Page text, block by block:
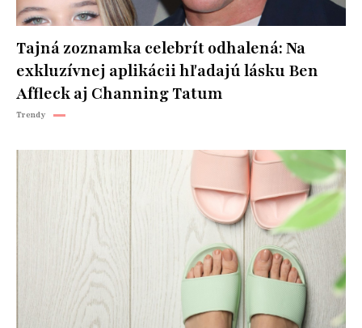
Tajná zoznamka celebrít odhalená: Na
exkluzívnej aplikácii hľadajú lásku Ben
Affleck aj Channing Tatum
Trendy